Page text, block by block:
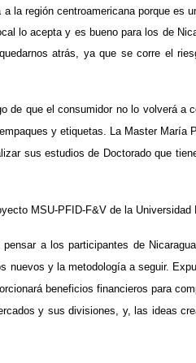
región centroamericana porque es
lo acepta y es bueno para los de
atrás, ya que se corre el
que el consumidor no lo volverá a
y etiquetas. La Master María
sus estudios de Doctorado que
MSU-PFID-F&V de la
a los participantes de
y la metodología a seguir.
beneficios financieros para
y sus divisiones, y, las ideas